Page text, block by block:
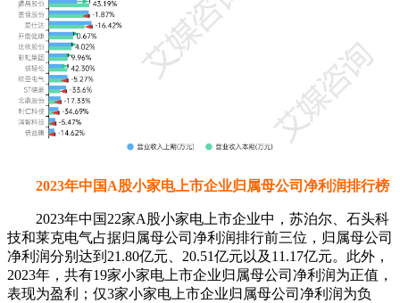
2023年中国A股小家电上市企业归属母公司净利润排行榜
2023年中国22家A股小家电上市企业中，苏泊尔、石头科
技和莱克电气占据归属母公司净利润排行前三位，归属母公司
净利润分别达到21.80亿元、20.51亿元以及11.17亿元。此外，
2023年，共有19家小家电上市企业归属母公司净利润为正值，
表现为盈利；仅3家小家电上市企业归属母公司净利润为负